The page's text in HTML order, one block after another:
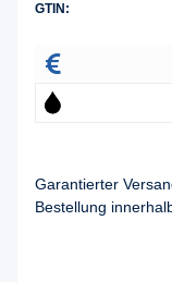
GTIN:
Garantierter
Bestellung